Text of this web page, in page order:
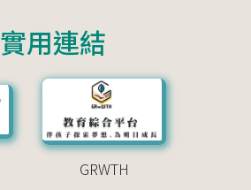
實用連結
GRWTH